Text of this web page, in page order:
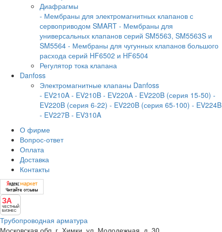
Диафрагмы
- Мембраны для электромагнитных клапанов с
сервоприводом SMART - Мембраны для
универсальных клапанов серий SM5563, SM5563S и
SM5564 - Мембраны для чугунных клапанов большого
расхода серий HF6502 и HF6504
Регулятор тока клапана
Danfoss
Электромагнитные клапаны Danfoss
- EV210A - EV210B - EV220A - EV220B (серия 15-50) -
EV220B (серия 6-22) - EV220B (серия 65-100) - EV224B
- EV227B - EV310A
О фирме
Вопрос-ответ
Оплата
Доставка
Контакты
ЗА
ЧЕСТНЫЙ
БИЗНЕС
Трубопроводная арматура
Московская обл, г. Химки, ул. Молодежная, д. 30.